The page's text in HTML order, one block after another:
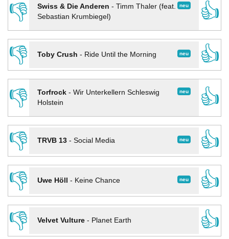
👎
neu
Swiss & Die Anderen - Timm Thaler (feat.
Sebastian Krumbiegel)
👍
👎
neu
Toby Crush - Ride Until the Morning
👍
👎
neu
Torfrock- Wir Unterkellern Schleswig
Holstein
👍
👎
neu
TRVB 13- Social Media
👍
👎
neu
Uwe Höll - Keine Chance
👍
👎
Velvet Vulture- Planet Earth
👍